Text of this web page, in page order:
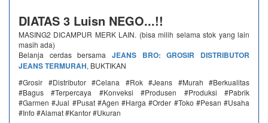
DIATAS 3 Luisn NEGO...!!
MASING2 DICAMPUR MERK LAIN. (bisa milih selama stok yang lain
masih ada)
Belanja cerdas bersama JEANS BRO: GROSIR DISTRIBUTOR
JEANS TERMURAH, BUKTIKAN
#Grosir #Distributor #Celana #Rok #Jeans #Murah #Berkualitas
#Bagus #Terpercaya #Konveksi #Produsen #Produksi #Pabrik
#Garmen #Jual #Pusat #Agen #Harga #Order #Toko #Pesan #Usaha
#Info #Alamat #Kantor #Ukuran